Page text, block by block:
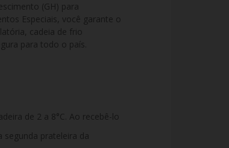
(GH) para
Especiais, você garante o
cadeia de frio
para todo o país.
de 2 a 8°C. Ao recebê-lo
prateleira da